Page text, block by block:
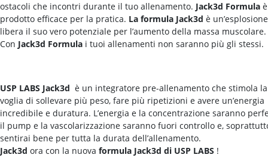
ostacoli che incontri durante il tuo allenamento. Jack3d Formula
prodotto efficace per la pratica. La formula Jack3d è
libera il suo vero potenziale per l’aumento della massa muscolare.
Con Jack3d Formula i tuoi allenamenti non saranno più gli stessi.
USP LABS Jack3d è un integratore pre-allenamento che stimola la
voglia di sollevare più peso, fare più ripetizioni e avere un’energia
incredibile e duratura. L’energia e la concentrazione saranno
il pump e la vascolarizzazione saranno fuori controllo e,
sentirai bene per tutta la durata dell’allenamento.
Jack3d ora con la nuova formula Jack3d di USP LABS !